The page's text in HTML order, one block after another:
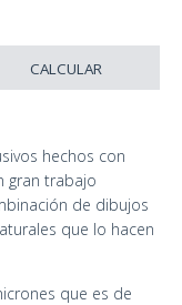
CALCULAR
hechos con
gran trabajo
de dibujos
que lo hacen
que es de